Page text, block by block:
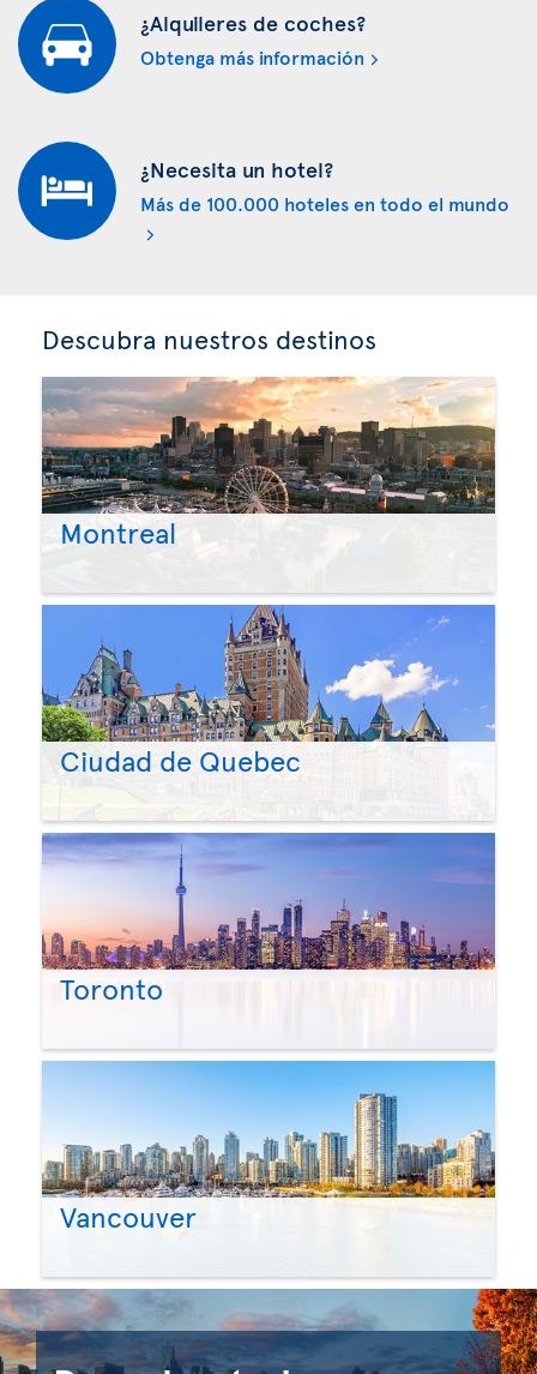
¿Alquileres de coches?
Obtenga más información
¿Necesita un hotel?
Más de 100.000 hoteles en todo el mundo
Descubra nuestros destinos
Montreal
Ciudad de Quebec
Toronto
Vancouver